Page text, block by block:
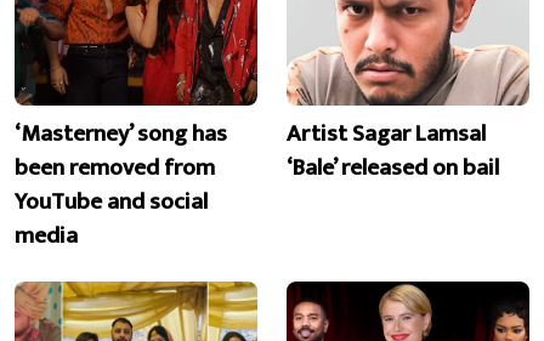
‘Masterney’ song has
been removed from
YouTube and social
media
Artist Sagar Lamsal
‘Bale’ released on bail